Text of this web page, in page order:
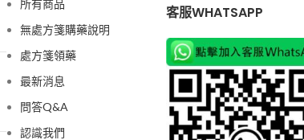
所有商品
無處方箋購藥說明
處方箋領藥
最新消息
問答Q&A
認識我們
客服WHATSAPP